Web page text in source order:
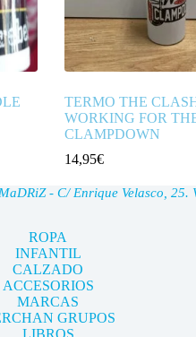
TERMO THE
WORKING FOR
CLAMPDOWN
14,95€
- C/ Enrique Velasco,
ROPA
INFANTIL
CALZADO
ACCESORIOS
MARCAS
GRUPOS
LIBROS